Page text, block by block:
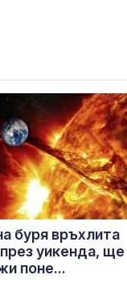
буря връхлита
уикенда, ще
поне...